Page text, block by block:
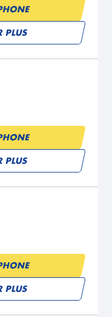
PLUS
PLUS
PLUS